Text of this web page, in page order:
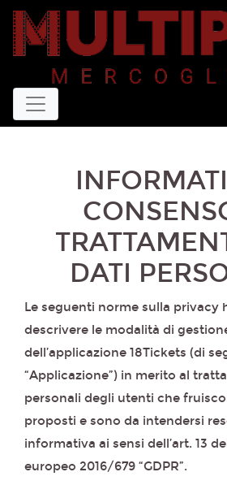
DATI
Le seguenti norme sulla privacy
descrivere le modalità di
dell’applicazione 18Tickets (di
“Applicazione”) in merito al
personali degli utenti che
proposti e sono da intendersi
informativa ai sensi dell’art. 13
europeo 2016/679 “GDPR”.